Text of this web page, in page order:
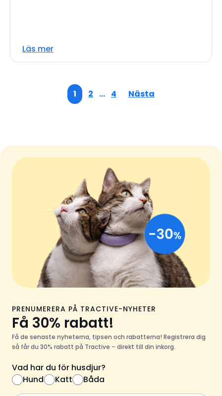
Läs mer
1 2 … 4 Nästa
PRENUMERERA PÅ TRACTIVE-NYHETER
Få 30% rabatt!
Få de senaste nyheterna, tipsen och rabatterna! Registrera dig
så får du 30% rabatt på Tractive – direkt till din inkorg.
Vad har du för husdjur?
Hund
Katt Båda